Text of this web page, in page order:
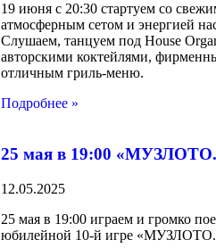
19 июня с 20:30 стартуем со
атмосферным сетом и энергией
Слушаем, танцуем под House
авторскими коктейлями,
отличным гриль-меню.
Подробнее »
25 мая в 19:00
12.05.2025
25 мая в 19:00 играем и громко
юбилейной 10-й игре